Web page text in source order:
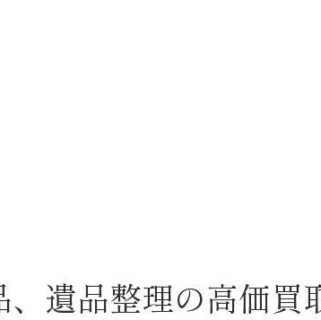
遺品整理の高価買